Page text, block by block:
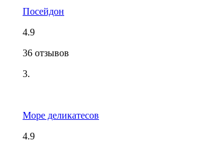
Посейдон
4.9
36 отзывов
3.
Море деликатесов
4.9